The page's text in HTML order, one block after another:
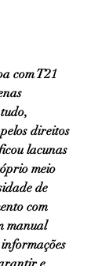
com T21
direitos
lacunas
meio
de
com
manual